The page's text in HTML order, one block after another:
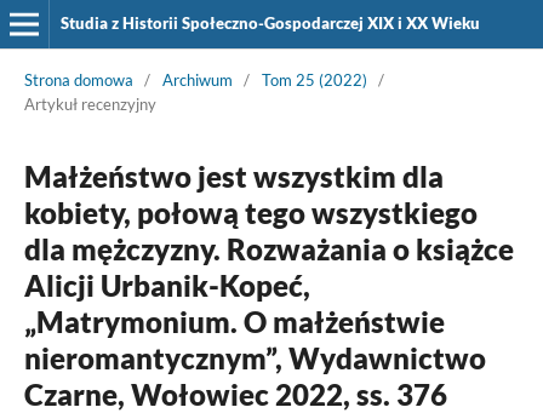
Studia z Historii Społeczno-Gospodarczej XIX i XX Wieku
Strona domowa / Archiwum / Tom 25 (2022)
/
Artykuł recenzyjny
Małżeństwo jest wszystkim dla
kobiety, połową tego wszystkiego
dla mężczyzny. Rozważania o książce
Alicji Urbanik-Kopeć,
„Matrymonium. O małżeństwie
nieromantycznym”, Wydawnictwo
Czarne, Wołowiec 2022, ss. 376